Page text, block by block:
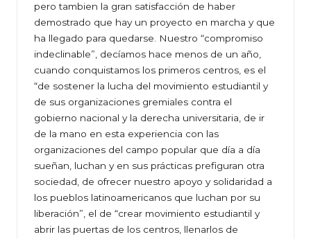
pero tambien la gran satisfacción de haber
demostrado que hay un proyecto en marcha y que
ha llegado para quedarse. Nuestro “compromiso
indeclinable”, decíamos hace menos de un año,
cuando conquistamos los primeros centros, es el
“de sostener la lucha del movimiento estudiantil y
de sus organizaciones gremiales contra el
gobierno nacional y la derecha universitaria, de ir
de la mano en esta experiencia con las
organizaciones del campo popular que día a día
sueñan, luchan y en sus prácticas prefiguran otra
sociedad, de ofrecer nuestro apoyo y solidaridad a
los pueblos latinoamericanos que luchan por su
liberación”, el de “crear movimiento estudiantil y
abrir las puertas de los centros, llenarlos de